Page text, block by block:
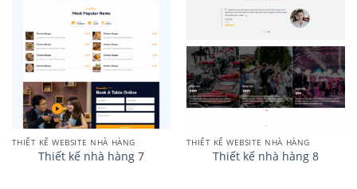
THIẾT KẾ WEBSITE NHÀ HÀNG
Thiết kế nhà hàng 7
Add to
wishlist
THIẾT KẾ WEBSITE NHÀ HÀNG
Thiết kế nhà hàng 8